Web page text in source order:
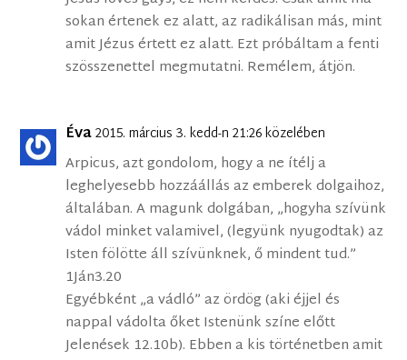
sokan értenek ez alatt, az radikálisan más, mint
amit Jézus értett ez alatt. Ezt próbáltam a fenti
szösszenettel megmutatni. Remélem, átjön.
Éva2015. március 3. kedd-n 21:26 közelében
Arpicus, azt gondolom, hogy a ne ítélj a
leghelyesebb hozzáállás az emberek dolgaihoz,
általában. A magunk dolgában, „hogyha szívünk
vádol minket valamivel, (legyünk nyugodtak) az
Isten fölötte áll szívünknek, ő mindent tud.”
1Ján3.20
Egyébként „a vádló” az ördög (aki éjjel és
nappal vádolta őket Istenünk színe előtt
Jelenések 12.10b). Ebben a kis történetben amit